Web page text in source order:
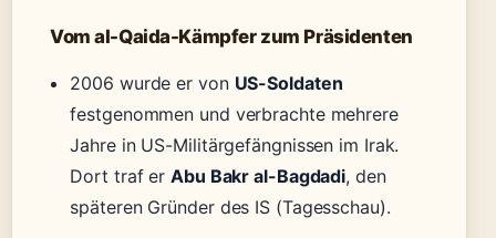
Vom al-Qaida-Kämpfer zum Präsidenten
2006 wurde er von US-Soldaten
festgenommen und verbrachte mehrere
Jahre in US-Militärgefängnissen im Irak.
Dort traf erAbu Bakr al-Bagdadi, den
späteren Gründer des IS (Tagesschau).